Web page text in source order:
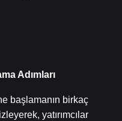
Adımları
başlamanın birkaç
yatırımcılar